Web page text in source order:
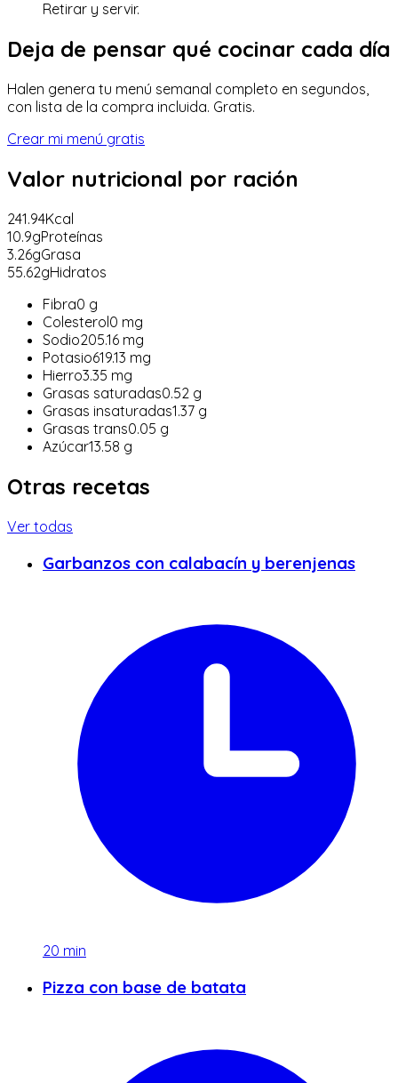
Retirar y servir.
Deja de pensar qué cocinar cada día
Halen genera tu menú semanal completo en segundos,
con lista de la compra incluida. Gratis.
Crear mi menú gratis
Valor nutricional por ración
241.94Kcal
10.9gProteínas
3.26gGrasa
55.62gHidratos
Fibra0 g
Colesterol0 mg
Sodio205.16 mg
Potasio619.13 mg
Hierro3.35 mg
Grasas saturadas0.52 g
Grasas insaturadas1.37 g
Grasas trans0.05 g
Azúcar13.58 g
Otras recetas
Ver todas
Garbanzos con calabacín y berenjenas
20 min
Pizza con base de batata